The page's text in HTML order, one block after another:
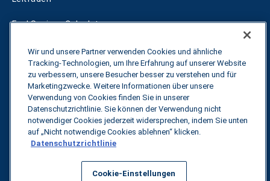
Fuel Savings Calculator
Rechner für die Transportoptimierung
Tarif-Tracker
Kontakt
Alle Rechte vorbehalten. Datenschutzbestimmungen
Wir und unsere Partner verwenden Cookies und ähnliche
Tracking-Technologien, um Ihre Erfahrung auf unserer Website
zu verbessern, unsere Besucher besser zu verstehen und für
Marketingzwecke. Weitere Informationen über unsere
Verwendung von Cookies finden Sie in unserer
Datenschutzrichtlinie. Sie können der Verwendung nicht
notwendiger Cookies jederzeit widersprechen, indem Sie unten
auf „Nicht notwendige Cookies ablehnen“ klicken.
Datenschutzrichtlinie
Cookie-Einstellungen